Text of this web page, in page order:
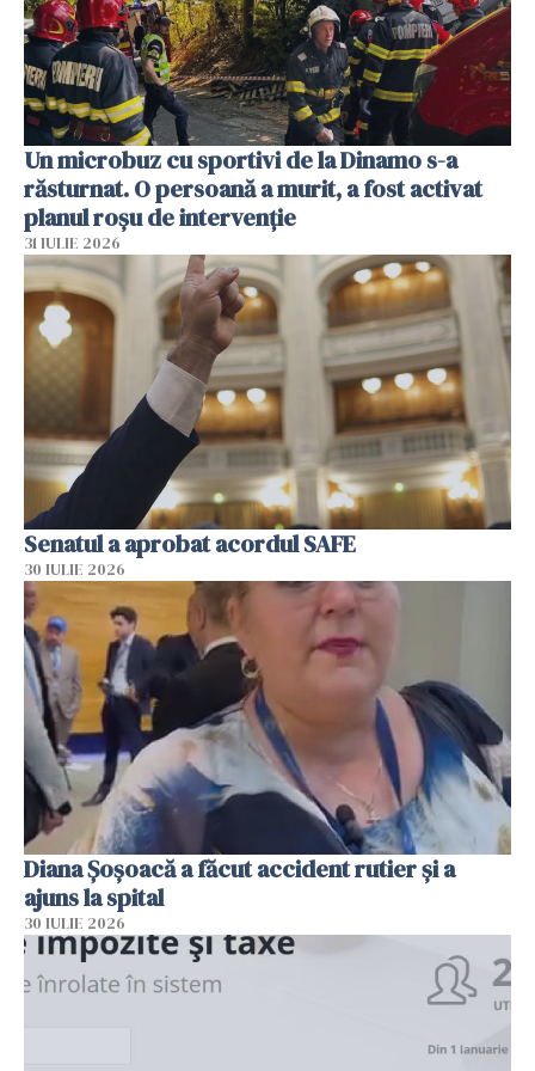
Un microbuz cu sportivi de la Dinamo s-a
răsturnat. O persoană a murit, a fost activat
planul roșu de intervenție
31 IULIE 2026
Senatul a aprobat acordul SAFE
30 IULIE 2026
Diana Șoșoacă a făcut accident rutier și a
ajuns la spital
30 IULIE 2026